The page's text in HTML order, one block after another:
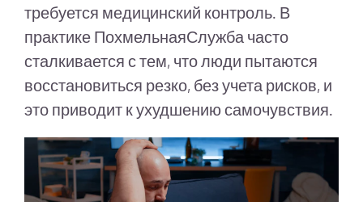
требуется медицинский контроль. В
практике ПохмельнаяСлужба часто
сталкивается с тем, что люди пытаются
восстановиться резко, без учета рисков, и
это приводит к ухудшению самочувствия.